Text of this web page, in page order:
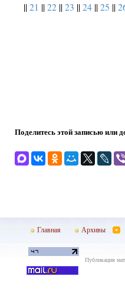
||21 ||22 ||23 ||24 ||25 ||
Поделитесь этой записью или
Главная Архивы
Публикация